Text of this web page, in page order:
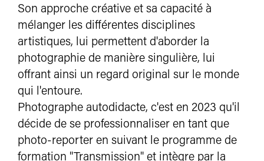
Son approche créative et sa capacité à
mélanger les différentes disciplines
artistiques, lui permettent d'aborder la
photographie de manière singulière, lui
offrant ainsi un regard original sur le monde
qui l'entoure.
Photographe autodidacte, c'est en 2023 qu'il
décide de se professionnaliser en tant que
photo-reporter en suivant le programme de
formation "Transmission" et intègre par la